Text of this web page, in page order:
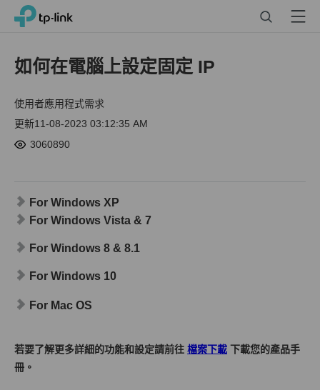
Click
navigation
TP-Link, Reliably Smart Menu
如何在電腦上設定固定 IP
使用者應用程式需求
更新11-08-2023 03:12:35 AM
3060890
For Windows XP
For Windows Vista & 7
For Windows 8 & 8.1
For Windows 10
For Mac OS
若要了解更多詳細的功能和設定請前往 ​ 檔案下載 下載您的產品手
冊。